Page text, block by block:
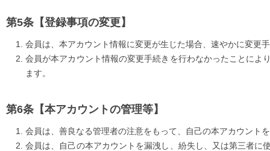
【登録事項の変更】
会員は、本アカウント情報に変更が生じた場合、速やかに変更
会員が本アカウント情報の変更手続きを行わなかったことに
ます。
【本アカウントの管理等】
会員は、善良なる管理者の注意をもって、自己の本アカウント
会員は、自己の本アカウントを漏洩し、紛失し、又は第三者